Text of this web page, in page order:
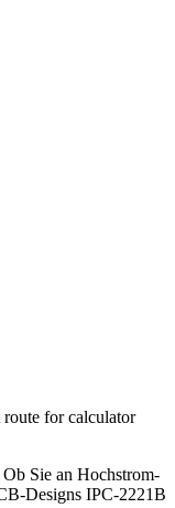
route for calculator
Sie an Hochstrom-
Designs IPC-2221B